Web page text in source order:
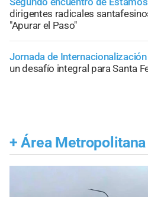
dirigentes radicales
"Apurar el Paso"
Jornada de Internacionalización
un desafío integral para Santa
+ Área Metropolitana